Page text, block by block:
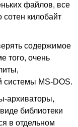
файлов, все
сотен килобайт
содержимое
того, очень
системы MS-DOS.
архиваторы,
библиотеки
в отдельном